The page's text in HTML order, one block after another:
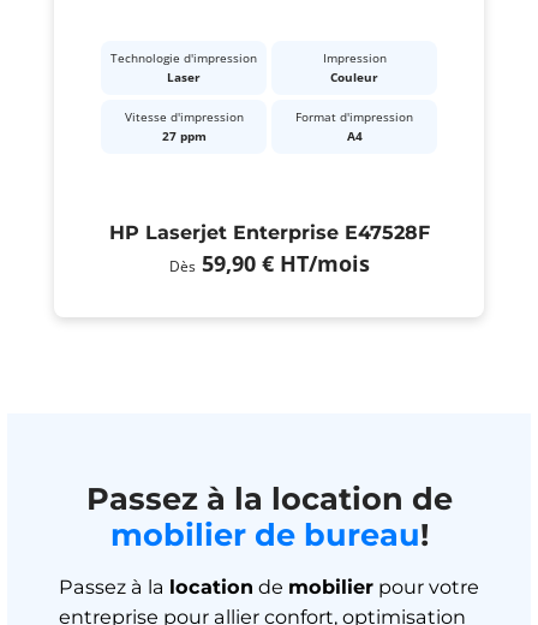
Technologie d'impression
Laser
Impression
Couleur
Vitesse d'impression
27 ppm
Format d'impression
A4
HP Laserjet Enterprise E47528F
Dès 59,90 € HT/mois
Passez à la location de
mobilier de bureau!
Passez à la location de mobilier pour votre
entreprise pour allier confort, optimisation